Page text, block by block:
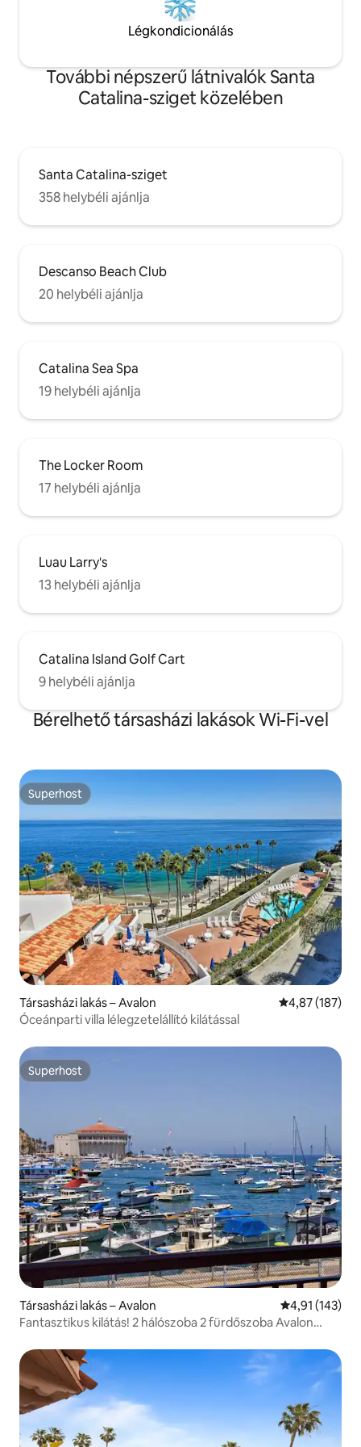
Légkondicionálás
További népszerű látnivalók Santa
Catalina-sziget közelében
Santa Catalina-sziget
358 helybéli ajánlja
Descanso Beach Club
20 helybéli ajánlja
Catalina Sea Spa
19 helybéli ajánlja
The Locker Room
17 helybéli ajánlja
Luau Larry's
13 helybéli ajánlja
Catalina Island Golf Cart
9 helybéli ajánlja
Bérelhető társasházi lakások Wi-Fi-vel
Superhost
Superhost
Társasházi lakás – Avalon Átlagos
4,87 (187)
Óceánparti villa lélegzetelállító kilátással
Superhost
Superhost
Társasházi lakás – Avalon Átlagos
4,91 (143)
Fantasztikus kilátás! 2 hálószoba 2 fürdőszoba Avalon